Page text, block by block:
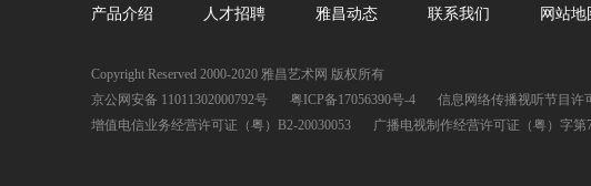
产品介绍 人才招聘 雅昌动态 联系我们 网站地
Copyright Reserved 2000-2020 雅昌艺术网 版权所有
京公网安备 11011302000792号
粤ICP备17056390号-4
信息网络传播视听节目许
增值电信业务经营许可证（粤）B2-20030053
广播电视制作经营许可证（粤）字第